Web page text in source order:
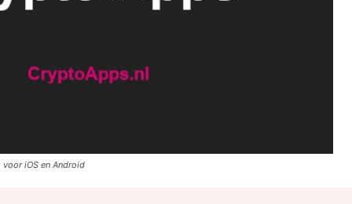
voor iOS en Android